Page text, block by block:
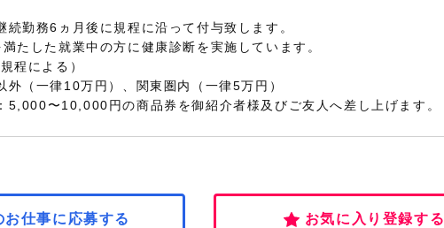
続勤務6ヵ月後に規程に沿って付与致します。
たした就業中の方に健康診断を実施しています。
程による）
（一律10万円）、関東圏内（一律5万円）
5,000〜10,000円の商品券を御紹介者様及びご友人へ差し上げます。
お仕事に応募する お気に入り登録する